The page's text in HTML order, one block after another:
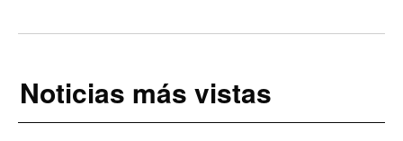
Noticias más vistas